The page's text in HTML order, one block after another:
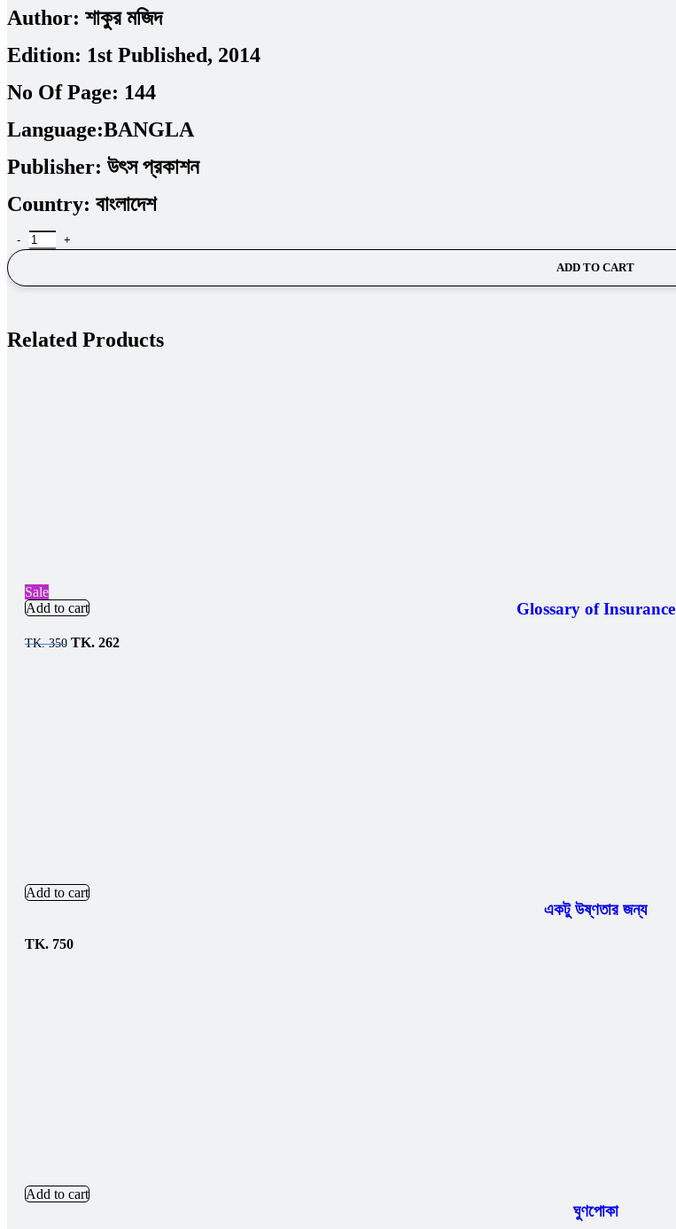
Author: শাকুর মজিদ
Edition: 1st Published, 2014
No Of Page: 144
Language:BANGLA
Publisher: উৎস প্রকাশন
Country: বাংলাদেশ
ADD TO CART
Related Products
Sale
Add to cart
Glossary of Insurance
TK.350 TK. 262
Add to cart
একটু উষ্ণতার জন্য
TK. 750
Add to cart
ঘুণপোকা